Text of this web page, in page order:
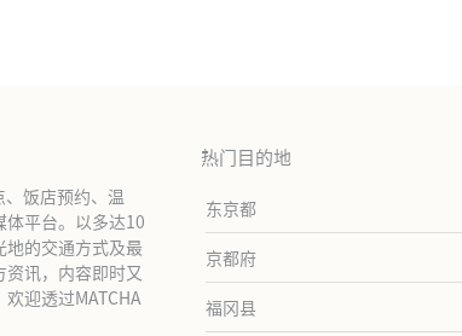
、饭店预约、温
平台。以多达10
地的交通方式及最
讯，内容即时又
迎透过MATCHA
热门目的地
东京都
京都府
福冈县